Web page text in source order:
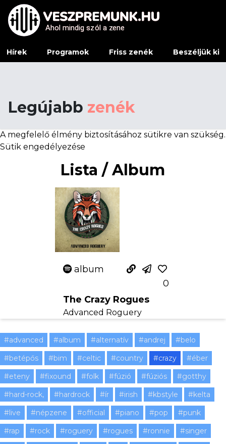
Ahol mindig szól a zene
Ahol mindig szól a zene
Hírek Programok Friss zenék Beszéljük ki
Legújabb zenék
A megfelelő élmény biztosításához sütikre van szükség.
Sütik engedélyezése
Lista / Album
album
0
The Crazy Rogues
Advanced Roguery
#advanced #album #alternatív #andrej
#belo
#betépős
#bim #celtic #country #crazy
#éber
#eteny
#fixound #folk #fúzió #fúziós
#gotthy
#hard-rock,
#hardrock #ír #irish #kbstyle
#kelta
#live
#népzene #official #piano #pop
#punk
#rap
#rock #roguery #rogues #ronnie
#singer